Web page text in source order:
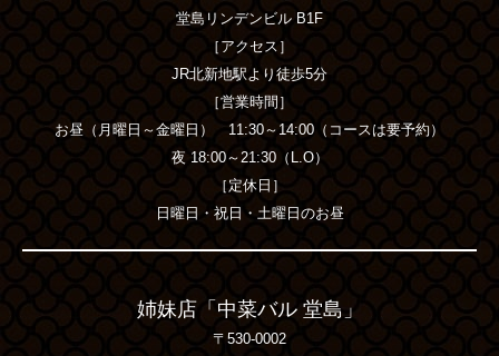
堂島リンデンビル B1F
［アクセス］
JR北新地駅より徒歩5分
［営業時間］
お昼（月曜日～金曜日） 11:30～14:00（コースは要予約）
夜 18:00～21:30（L.O）
［定休日］
日曜日・祝日・土曜日のお昼
姉妹店「中菜バル 堂島」
〒530-0002